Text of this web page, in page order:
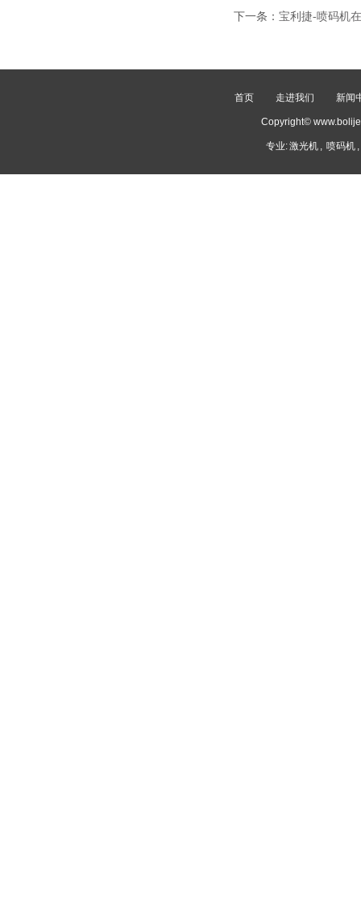
下一条： 宝利捷-喷码机
首页 走进我们 新闻
Copyright©
专业:激光机 , 喷码机 ,